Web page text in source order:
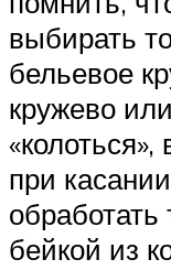
выбирать
бельевое
кружево
при
обработать
бейкой из